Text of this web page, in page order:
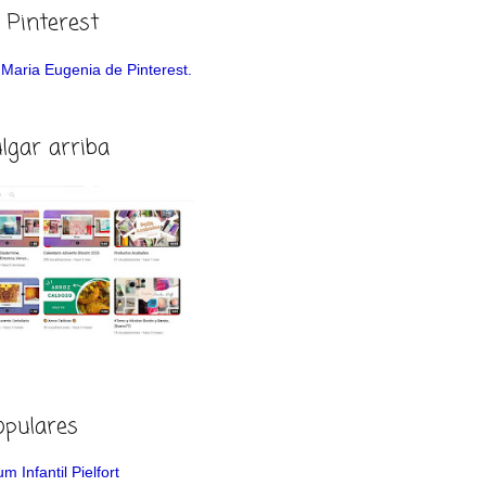
Pinterest
Eugenia de Pinterest.
arriba
Infantil Pielfort